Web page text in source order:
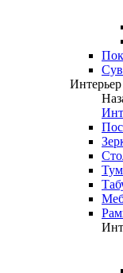
Интерьер